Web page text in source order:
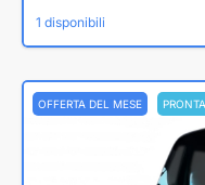
1 disponibili
OFFERTA DEL MESE